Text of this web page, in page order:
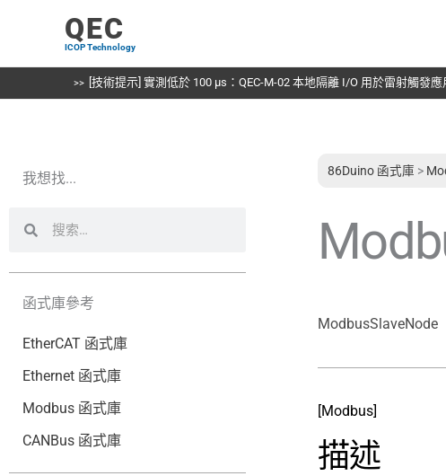
內
QEC
ICOP Technology
[技術提示] 實測低於 100 µs：QEC-M-02 本地隔離 I/O 用於雷射觸發應
我想找...
尋
函式庫參考
EtherCAT 函式庫
Ethernet 函式庫
Modbus 函式庫
CANBus 函式庫
86Duino 函式庫 >
ModbusSlaveNode
[Modbus]
描述